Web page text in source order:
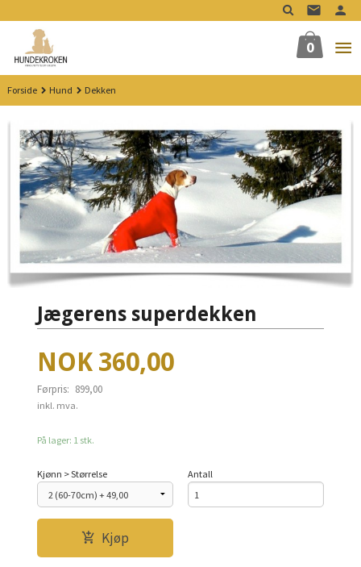
til
innholdet
0
Forside Hund Dekken
Jægerens superdekken
Tilbud
NOK 360,00
Førpris: 899,00
Rabatt
inkl. mva.
På lager: 1 stk.
Kjønn > Størrelse Antall
Kjøp